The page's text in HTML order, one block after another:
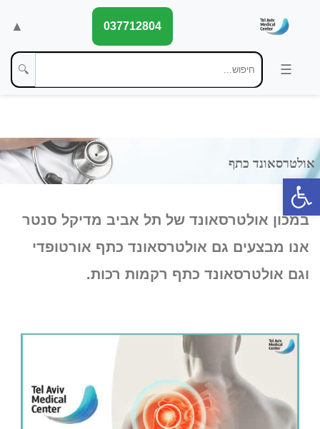
פתח סרגל נגישות
▲ 037712804
🔍
במכון אולטרסאונד של תל אביב מדיקל סנטר
אנו מבצעים גם אולטרסאונד כתף אורטופדי
וגם אולטרסאונד כתף רקמות רכות.